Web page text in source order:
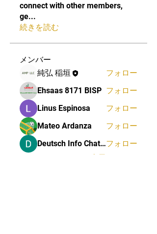
connect with other members,
ge...
続きを読む
メンバー
純弘 稲垣
フォロー
Ehsaas 8171 BISP フォロー
Linus Espinosa
フォロー
Mateo Ardanza
フォロー
Deutsch Info ChatGPTフォロー
すべてのメンバーを表示（74